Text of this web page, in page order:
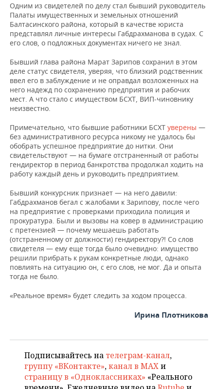
Одним из свидетелей по делу стал бывший руководитель
Палаты имущественных и земельных отношений
Балтасинского района, который в качестве юриста
представлял личные интересы Габдрахманова в судах. С
его слов, о подложных документах ничего не знал.
Бывший глава района Марат Зарипов сохранил в этом
деле статус свидетеля, уверяя, что близкий родственник
ввел его в заблуждение и не оправдал возложенных на
него надежд по сохранению предприятия и рабочих
мест. А что стало с имуществом БСХТ, ВИП-чиновнику
неизвестно.
Примечательно, что бывшие работники БСХТ уверены —
без административного ресурса никому не удалось бы
обобрать успешное предприятие до нитки. Они
свидетельствуют — на бумаге отстраненный от работы
гендиректор в период банкротства продолжал ходить на
работу каждый день и руководить предприятием.
Бывший конкурсник признает — на него давили:
Габдрахманов бегал с жалобами к Зарипову, после чего
на предприятие с проверками приходила полиция и
прокуратура. Были и вызовы на ковер в администрацию
с претензией — почему мешаешь работать
(отстраненному от должности) гендиректору?! Со слов
свидетеля — ему еще тогда было очевидно: имущество
решили прибрать к рукам конкретные люди, однако
повлиять на ситуацию он, с его слов, не мог. Да и опыта
тогда не было.
«Реальное время» будет следить за ходом процесса.
Ирина Плотникова
Подписывайтесь на телеграм-канал,
группу «ВКонтакте»,канал в MAXи
страницу в «Одноклассниках» «Реального